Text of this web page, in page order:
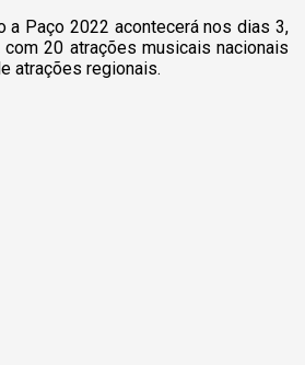
a Paço 2022 acontecerá nos dias 3,
20 atrações musicais nacionais
atrações regionais.